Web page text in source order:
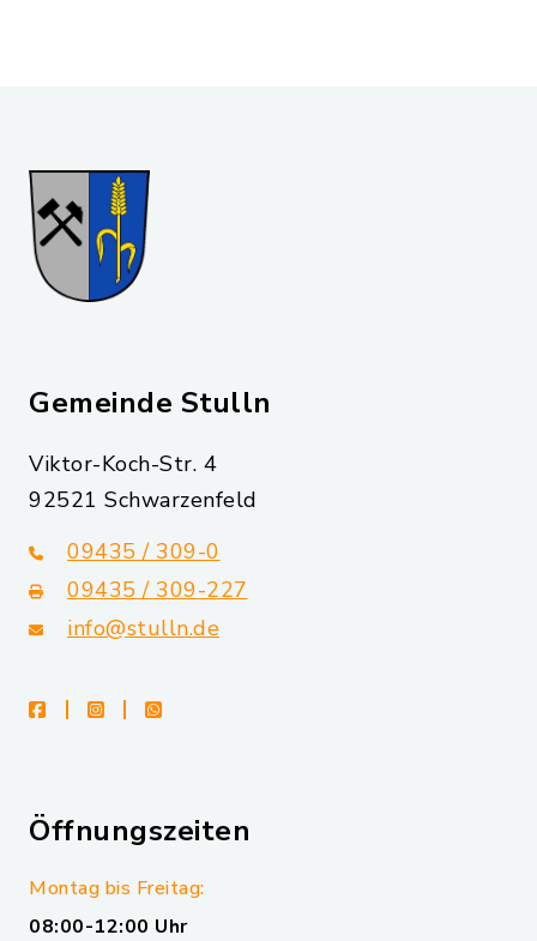
Gemeinde Stulln
Viktor-Koch-Str. 4
92521 Schwarzenfeld
09435 / 309-0
09435 / 309-227
info@stulln.de
facebookinstagramwhatsapp
Öffnungszeiten
Montag bis Freitag:
08:00-12:00 Uhr